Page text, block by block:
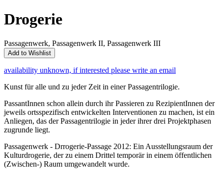
Drogerie
Passagenwerk, Passagenwerk II, Passagenwerk III
Add to Wishlist
availability unknown, if interested please write an email
Kunst für alle und zu jeder Zeit in einer Passagentrilogie.
PassantInnen schon allein durch ihr Passieren zu RezipientInnen der
jeweils ortsspezifisch entwickelten Interventionen zu machen, ist ein
Anliegen, das der Passagentrilogie in jeder ihrer drei Projektphasen
zugrunde liegt.
Passagenwerk - Drrogerie-Passage 2012: Ein Ausstellungsraum der
Kulturdrogerie, der zu einem Drittel temporär in einem öffentlichen
(Zwischen-) Raum umgewandelt wurde.